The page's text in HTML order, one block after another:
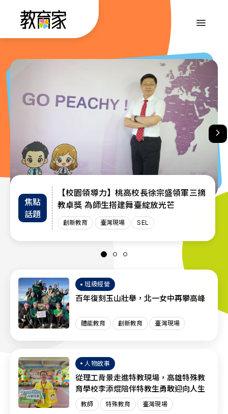
容
焦點
話題
【校園領導力】桃高校長徐宗盛領軍三摘
教卓獎 為師生搭建舞臺綻放光芒
創新教育 臺灣現場 SEL
教師
增能
教育部首辦「大專院校通識教育教師交流
工作坊」 共創AI與永續未來課堂
創新教育 臺灣現場 AI教育
趨勢
政策
退而不休，無私奉獻─教育部公布115年
教育奉獻獎獲獎名單
教師 教育奉獻獎 臺灣現場
班級經營
百年復刻玉山壯舉，北一女中再攀高峰
體能教育 創新教育 臺灣現場
人物故事
從理工背景走進特教現場，高雄特殊教
育學校李添焜陪伴特教生勇敢迎向人生
教師 特殊教育 臺灣現場